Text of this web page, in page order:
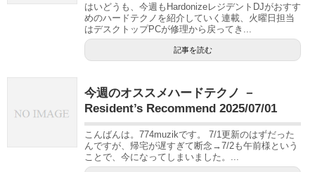
はいどうも、今週もHardonizeレジデントDJがおすす
めのハードテクノを紹介していく連載、火曜日担当
はデスクトップPCが修理から戻ってき...
記事を読む
今週のオススメハードテクノ －
Resident’s Recommend 2025/07/01
こんばんは。774muzikです。 7/1更新のはずだった
んですが、帰宅が遅すぎて断念→7/2も午前様という
ことで、今になってしまいました。...